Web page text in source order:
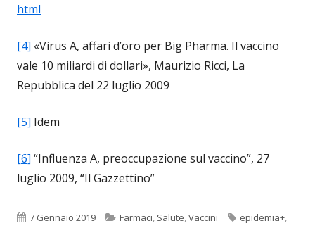
html
[4] «Virus A, affari d’oro per Big Pharma. Il vaccino
vale 10 miliardi di dollari», Maurizio Ricci, La
Repubblica del 22 luglio 2009
[5] Idem
[6] “Influenza A, preoccupazione sul vaccino”, 27
luglio 2009, “Il Gazzettino”
Pubblicato
7 Gennaio 2019 Categorie
Farmaci, Salute,Vaccini Tag
epidemia+,